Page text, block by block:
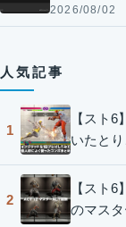
2026/08/02
人気記事
1
【スト6
いたと
2
【スト6
のマス